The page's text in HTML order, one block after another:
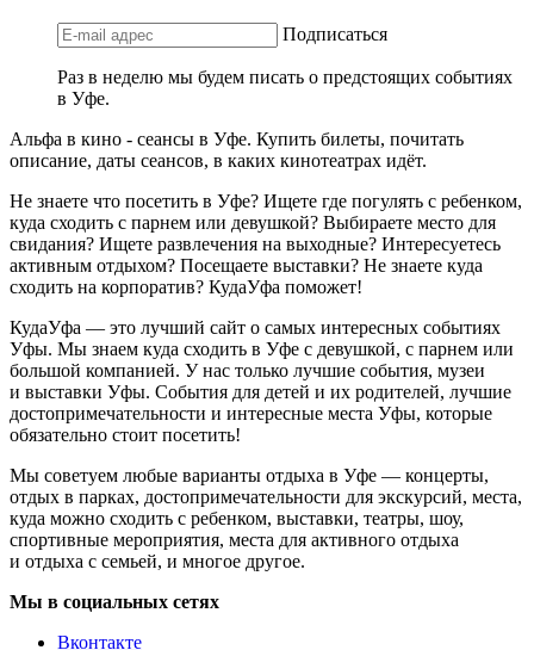
Подписаться
Раз в неделю мы будем писать о предстоящих событиях
в Уфе.
Альфа в кино - сеансы в Уфе. Купить билеты, почитать
описание, даты сеансов, в каких кинотеатрах идёт.
Не знаете что посетить в Уфе? Ищете где погулять с ребенком,
куда сходить с парнем или девушкой? Выбираете место для
свидания? Ищете развлечения на выходные? Интересуетесь
активным отдыхом? Посещаете выставки? Не знаете куда
сходить на корпоратив? КудаУфа поможет!
КудаУфа — это лучший сайт о самых интересных событиях
Уфы. Мы знаем куда сходить в Уфе с девушкой, с парнем или
большой компанией. У нас только лучшие события, музеи
и выставки Уфы. События для детей и их родителей, лучшие
достопримечательности и интересные места Уфы, которые
обязательно стоит посетить!
Мы советуем любые варианты отдыха в Уфе — концерты,
отдых в парках, достопримечательности для экскурсий, места,
куда можно сходить с ребенком, выставки, театры, шоу,
спортивные мероприятия, места для активного отдыха
и отдыха с семьей, и многое другое.
Мы в социальных сетях
Вконтакте